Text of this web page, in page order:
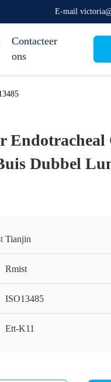
E-mail
Contacteer
ons
Endotracheal
Dubbel
Tianjin
Rmist
ISO13485
Ett-K11